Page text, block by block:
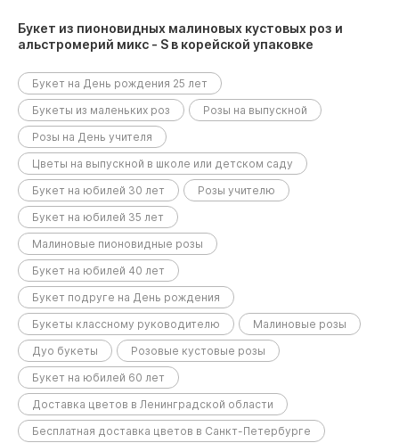
Букет из пионовидных малиновых кустовых роз и
альстромерий микс - S в корейской упаковке
Букет на День рождения 25 лет
Букеты из маленьких роз
Розы на выпускной
Розы на День учителя
Цветы на выпускной в школе или детском саду
Букет на юбилей 30 лет
Розы учителю
Букет на юбилей 35 лет
Малиновые пионовидные розы
Букет на юбилей 40 лет
Букет подруге на День рождения
Букеты классному руководителю
Малиновые розы
Дуо букеты
Розовые кустовые розы
Букет на юбилей 60 лет
Доставка цветов в Ленинградской области
Бесплатная доставка цветов в Санкт-Петербурге